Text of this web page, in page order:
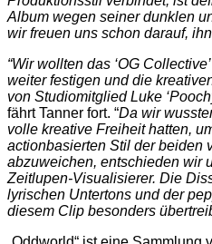
Album wegen seiner dunklen
wir freuen uns schon darauf,
“Wir wollten das ‘OG
weiter festigen und die
von Studiomitglied Luke
fährt Tanner fort. “Da wir
volle kreative Freiheit hatten,
actionbasierten Stil der beiden
abzuweichen, entschieden wir
Zeitlupen-Visualisierer. Die
lyrischen Untertons und der
diesem Clip besonders